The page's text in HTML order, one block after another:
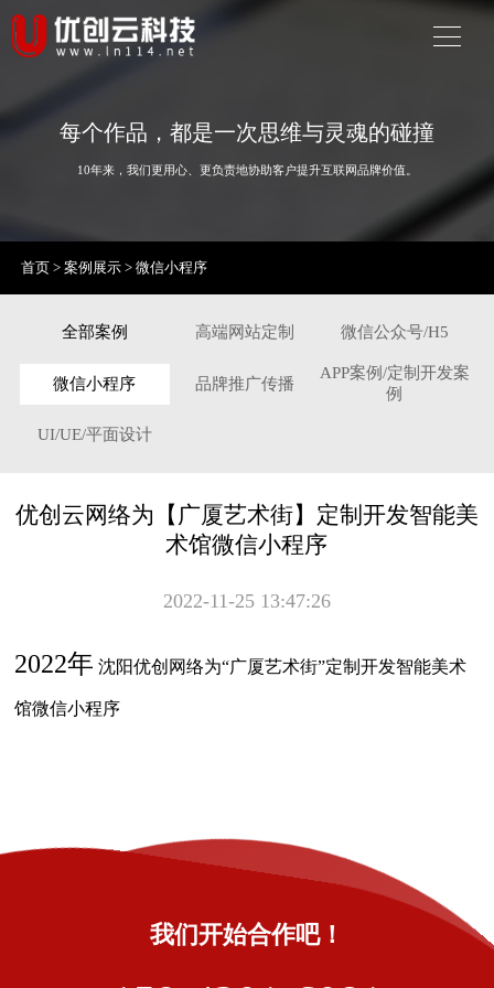
每个作品，都是一次思维与灵魂的碰撞
10年来，我们更用心、更负责地协助客户提升互联网品牌价值。
首页 >案例展示 >微信小程序
全部案例 高端网站定制 微信公众号/H5
微信小程序 品牌推广传播
APP案例/定制开发案
例
UI/UE/平面设计
优创云网络为【广厦艺术街】定制开发智能美
术馆微信小程序
2022-11-25 13:47:26
2022年 沈阳优创网络为“广厦艺术街”定制开发智能美术
馆微信小程序
我们开始合作吧！